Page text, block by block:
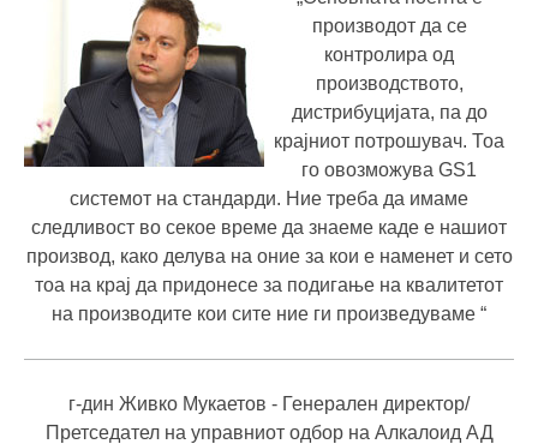
производот да се
контролира од
производството,
дистрибуцијата, па до
крајниот потрошувач. Тоа
го овозможува GS1
системот на стандарди. Ние треба да имаме
следливост во секое време да знаеме каде е нашиот
производ, како делува на оние за кои е наменет и сето
тоа на крај да придонесе за подигање на квалитетот
на производите кои сите ние ги произведуваме “
г-дин Живко Мукаетов - Генерален директор/
Претседател на управниот одбор на Алкалоид АД